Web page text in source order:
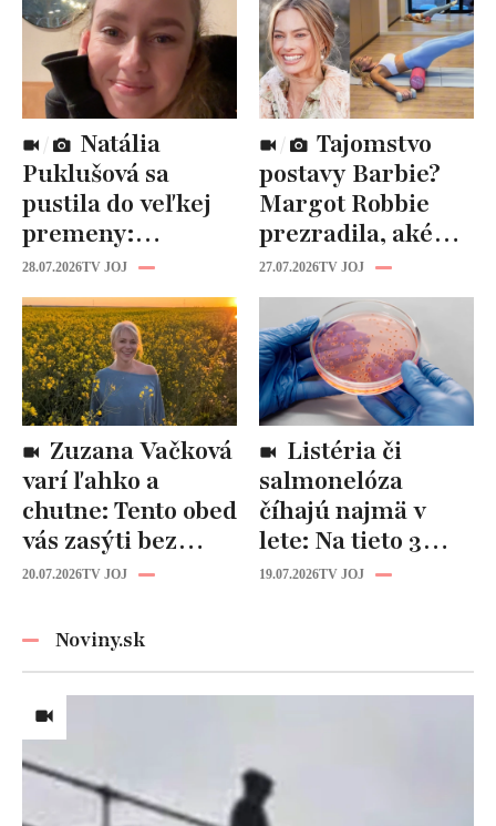
Puklušová sa
pustila do veľkej
premeny:
Odborníci však
varujú, pozor na
prísne diéty!
28.07.2026TV JOJ
postavy Barbie?
Margot Robbie
prezradila, aké
cviky jej pomohli
spevniť celé telo
27.07.2026TV JOJ
varí ľahko a
chutne: Tento obed
vás zasýti bez
zbytočných kalórií
20.07.2026TV JOJ
salmonelóza
číhajú najmä v
lete: Na tieto 3
pravidlá pri jedle
19.07.2026TV JOJ
Noviny.sk